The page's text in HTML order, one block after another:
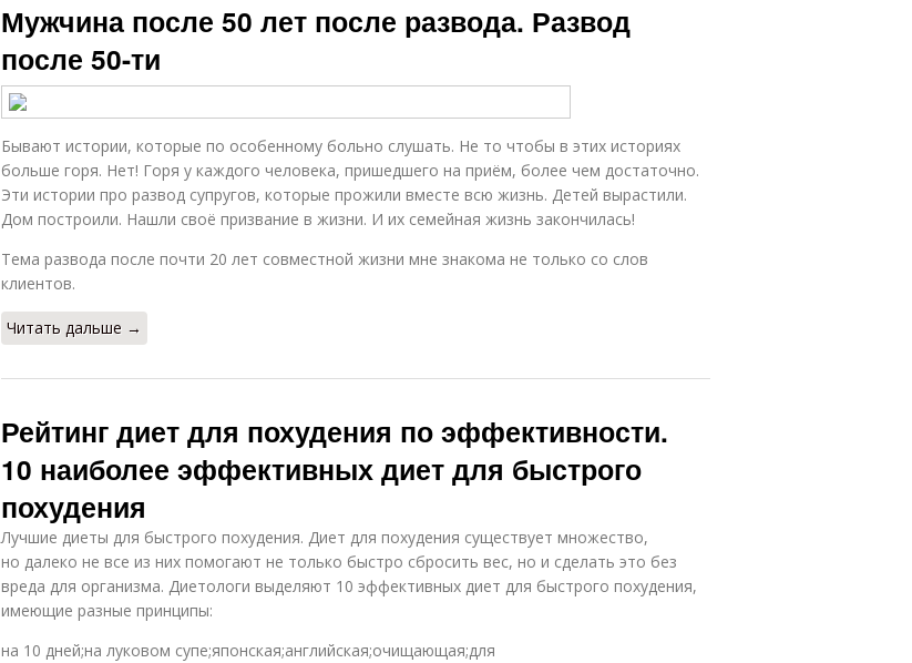
Мужчина после 50 лет после развода. Развод
после 50-ти
Бывают истории, которые по особенному больно слушать. Не то чтобы в этих историях
больше горя. Нет! Горя у каждого человека, пришедшего на приём, более чем достаточно.
Эти истории про развод супругов, которые прожили вместе всю жизнь. Детей вырастили.
Дом построили. Нашли своё призвание в жизни. И их семейная жизнь закончилась!
Тема развода после почти 20 лет совместной жизни мне знакома не только со слов
клиентов.
Читать дальше →
Рейтинг диет для похудения по эффективности.
10 наиболее эффективных диет для быстрого
похудения
Лучшие диеты для быстрого похудения. Диет для похудения существует множество,
но далеко не все из них помогают не только быстро сбросить вес, но и сделать это без
вреда для организма. Диетологи выделяют 10 эффективных диет для быстрого похудения,
имеющие разные принципы:
на 10 дней;на луковом супе;японская;английская;очищающая;для